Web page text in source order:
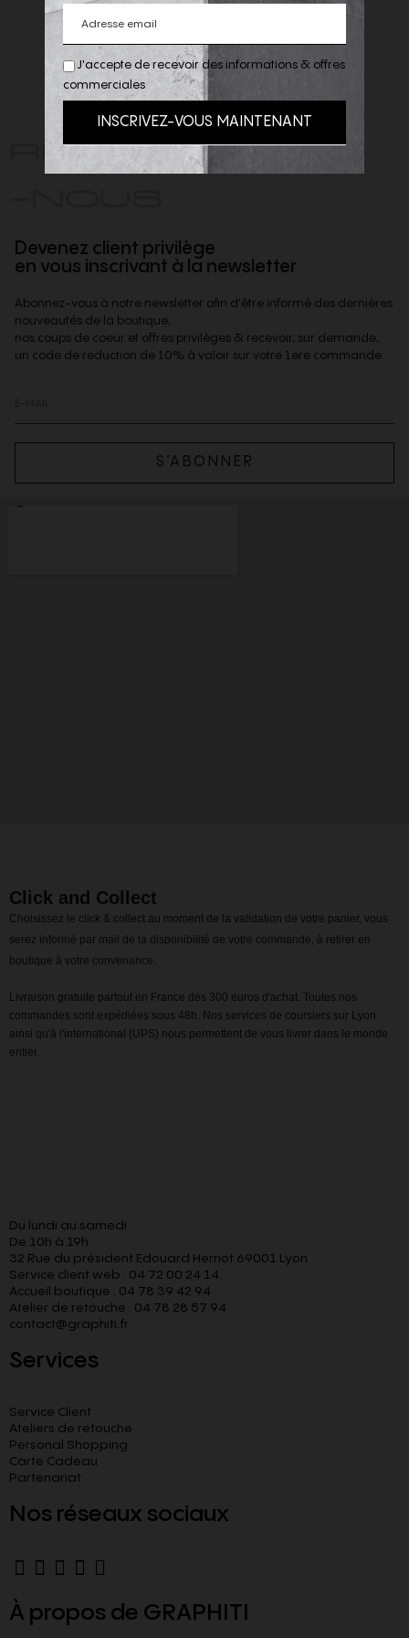
REJOIGNEZ
Devenez client privilège
en vous inscrivant à la newsletter
Abonnez-vous à notre newsletter afin d'être informé des dernières
nouveautés de la boutique,
nos coups de coeur et offres privilèges & recevoir, sur demande,
un code de reduction de 10% à valoir sur votre 1ere commande.
S’ABONNER
Click and Collect
Choisissez le click & collect au moment de la validation de votre panier, vous
serez informé par mail de la disponibilité de votre commande, à retirer en
boutique à votre convenance.
Livraison gratuite partout en France dès 300 euros d'achat. Toutes nos
commandes sont expédiées sous 48h. Nos services de coursiers sur Lyon
ainsi qu'à l'international (UPS) nous permettent de vous livrer dans le monde
entier.
Du lundi au samedi
De 10h à 19h
32 Rue du président Edouard Herriot 69001 Lyon
Service client web : 04 72 00 24 14
Accueil boutique : 04 78 39 42 94
Atelier de retouche : 04 78 28 57 94
contact@graphiti.fr
Services
Service Client
Ateliers de retouche
Personal Shopping
Carte Cadeau
Partenariat
Nos réseaux sociaux
À propos de GRAPHITI
J'accepte de recevoir des informations & offres
commerciales